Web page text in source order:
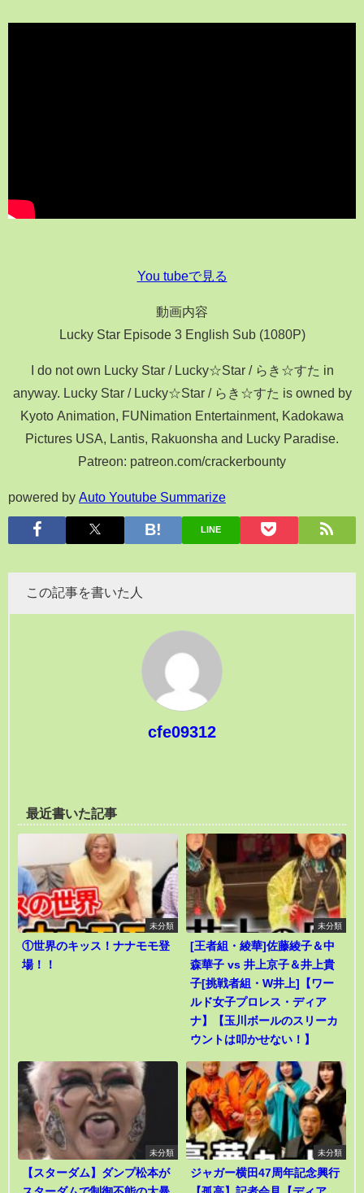
You tubeで見る
動画内容
Lucky Star Episode 3 English Sub (1080P)
I do not own Lucky Star / Lucky☆Star / らき☆すた in
anyway. Lucky Star / Lucky☆Star / らき☆すた is owned by
Kyoto Animation, FUNimation Entertainment, Kadokawa
Pictures USA, Lantis, Rakuonsha and Lucky Paradise.
Patreon: patreon.com/crackerbounty
powered by Auto Youtube Summarize
LINE
この記事を書いた人
cfe09312
最近書いた記事
未分類
①世界のキッス！ナナモモ登
場！！
未分類
[王者組・綾華]佐藤綾子＆中
森華子 vs 井上京子＆井上貴
子[挑戦者組・W井上]【ワー
ルド女子プロレス・ディア
ナ】【玉川ボールのスリーカ
ウントは叩かせない！】
未分類
【スターダム】ダンプ松本が
未分類
ジャガー横田47周年記念興行